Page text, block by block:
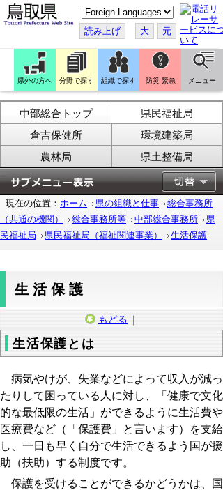
こ
の
ペ
ー
ジ
翻
訳
す
る
読み上げ 大 元
県外の方へ 分野で探す 組織で探す 防災 緊急 メニュー
中部総合トップ
県民福祉局
倉吉保健所
環境建築局
農林局
県土整備局
現在の位置： ホーム 県の組織と仕事
総合事務所
（共通の機関）
総合事務所等 中部総合事務所
県
民福祉局
県民福祉局（福祉関連事業） 生活保護
生活保護
もどる ｜
生活保護とは
病気やけが、失業などによって収入が減っ
たりして困っている人に対し、「健康で文化
的な最低限の生活」ができるように生活費や
医療費など（「保護費」と言います）を支給
し、一日も早く自分で生活できるよう国が援
助（扶助）する制度です。
保護を受けることができるかどうかは、国